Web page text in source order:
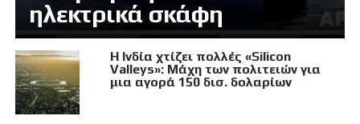
ηλεκτρικά σκάφη
Η Ινδία χτίζει πολλές «Silicon
Valleys»: Μάχη των πολιτειών για
μια αγορά 150 δισ. δολαρίων